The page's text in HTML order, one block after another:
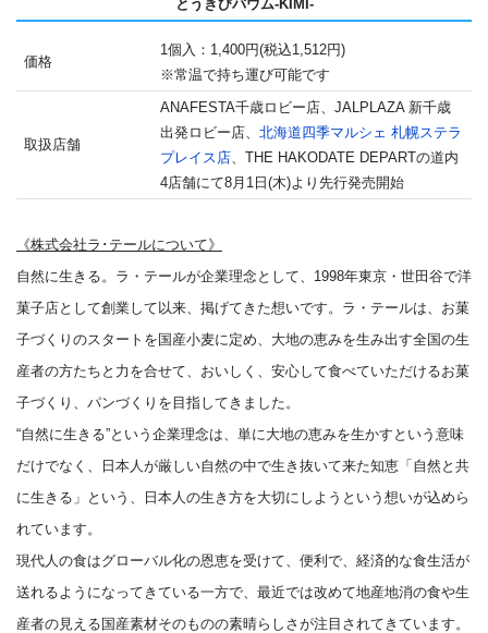
とうきびバウム-KIMI-
価格
1個⼊：1,400円(税込1,512円)
※常温で持ち運び可能です
取扱店舗
ANAFESTA千歳ロビー店、JALPLAZA 新千歳
出発ロビー店、 北海道四季マルシェ 札幌ステラ
プレイス店、THE HAKODATE DEPARTの道内
4店舗にて8月1日(木)より先行発売開始
《株式会社ラ･テールについて》
自然に生きる。ラ・テールが企業理念として、1998年東京・世田谷で洋
菓子店として創業して以来、掲げてきた想いです。ラ・テールは、お菓
子づくりのスタートを国産小麦に定め、大地の恵みを生み出す全国の生
産者の方たちと力を合せて、おいしく、安心して食べていただけるお菓
子づくり、パンづくりを目指してきました。
“自然に生きる”という企業理念は、単に大地の恵みを生かすという意味
だけでなく、日本人が厳しい自然の中で生き抜いて来た知恵「自然と共
に生きる」という、日本人の生き方を大切にしようという想いが込めら
れています。
現代人の食はグローバル化の恩恵を受けて、便利で、経済的な食生活が
送れるようになってきている一方で、最近では改めて地産地消の食や生
産者の見える国産素材そのものの素晴らしさが注目されてきています。